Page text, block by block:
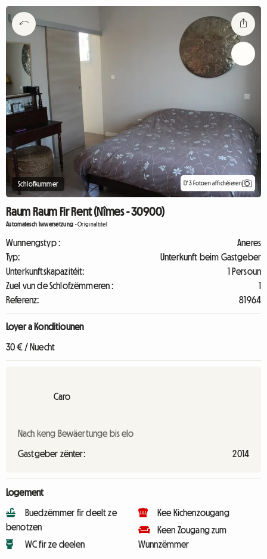
Schlofkummer D'3 Fotoen affichéieren
Raum Raum Fir Rent (Nîmes - 30900)
Automatesch Iwwersetzung -Originaltitel
Wunnengstyp :
Aneres
Typ:
Unterkunft beim Gastgeber
Unterkunftskapazitéit:
1 Persoun
Zuel vun de Schlofzëmmeren :
1
Referenz:
81964
Loyer a Konditiounen
30 € / Nuecht
Caro
Nach keng Bewäertunge bis elo
Gastgeber zënter: 2014
Logement
Buedzëmmer fir deelt ze
benotzen
WC fir ze deelen
Kee Kichenzougang
Keen Zougang zum
Wunnzëmmer